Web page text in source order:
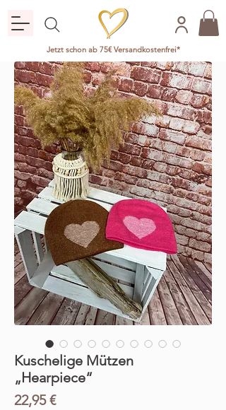
Jetzt schon ab 75€ Versandkostenfrei*
Kuschelige Mützen
„Hearpiece“
22,95 €Preis